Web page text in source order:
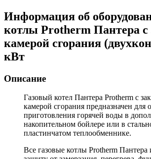
Информация об
котлы Protherm Пантера
камерой сгорания
кВт
Описание
Газовый котел Пантера Protherm с
камерой сгорания предназначен для
приготовления горячей воды в
накопительном бойлере или в
пластинчатом теплообменнике.
Все газовые котлы Protherm